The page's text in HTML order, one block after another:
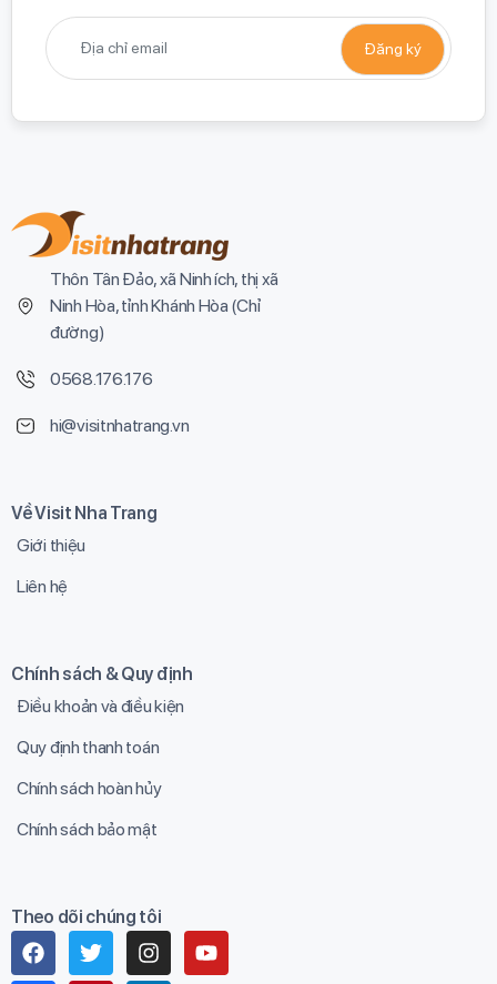
Thôn Tân Đảo, xã Ninh ích, thị xã
Ninh Hòa, tỉnh Khánh Hòa (Chỉ
đường)
0568.176.176
hi@visitnhatrang.vn
Về Visit Nha Trang
Giới thiệu
Liên hệ
Chính sách & Quy định
Điều khoản và điều kiện
Quy định thanh toán
Chính sách hoàn hủy
Chính sách bảo mật
Theo dõi chúng tôi